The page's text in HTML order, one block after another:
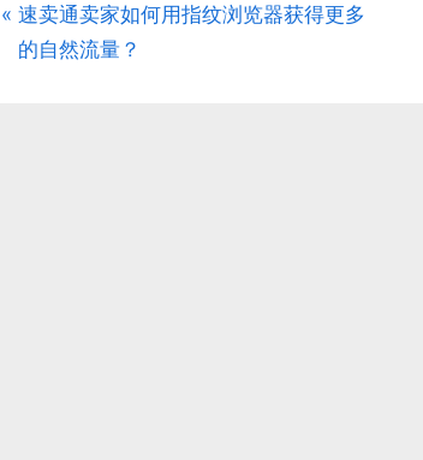
文
P
r
速卖通卖家如何用指纹浏览器获得更多
的自然流量？